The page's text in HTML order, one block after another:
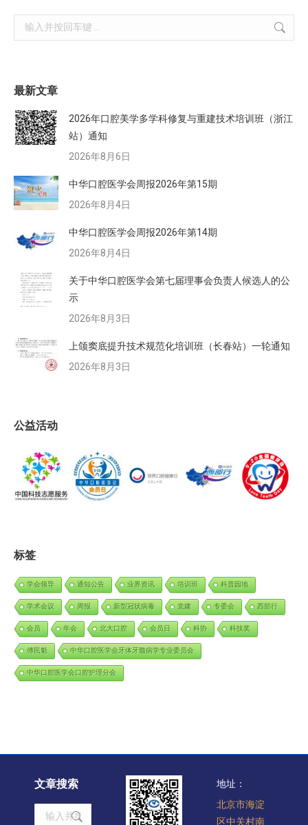
Search:
最新文章
2026年口腔美学多学科修复与重建技术培训班（浙江
站）通知
2026年8月6日
中华口腔医学会周报2026年第15期
2026年8月4日
中华口腔医学会周报2026年第14期
2026年8月4日
关于中华口腔医学会第七届理事会负责人候选人的公
示
2026年8月3日
上颌窦底提升技术规范化培训班（长春站）一轮通知
2026年8月3日
公益活动
标签
学会领导 通知公告 业界资讯 培训班 科普园地
学术会议 周报 新型冠状病毒 党建 专委会 西部行
会员 年会 北大口腔 会员日 科协 科技奖
傅民魁 中华口腔医学会牙体牙髓病学专业委员会
中华口腔医学会口腔护理分会
文章搜索
Search:
地址：
北京市海淀
区中关村南